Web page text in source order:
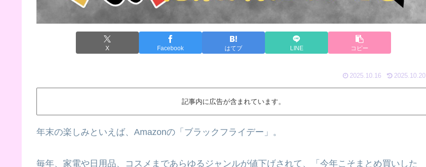
X Facebook はてブ LINE コピー
2025.10.16 2025.10.20
記事内に広告が含まれています。
年末の楽しみといえば、Amazonの「ブラックフライデー」。
毎年、家電や日用品、コスメまであらゆるジャンルが値下げされて、「今年こそまとめ買いした